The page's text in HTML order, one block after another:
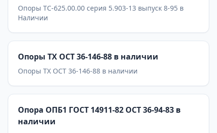
Опоры ТС-625.00.00 серия 5.903-13 выпуск 8-95 в
Наличии
Опоры ТХ ОСТ 36-146-88 в наличии
Опоры ТХ ОСТ 36-146-88 в наличии
Опора ОПБ1 ГОСТ 14911-82 ОСТ 36-94-83 в
наличии